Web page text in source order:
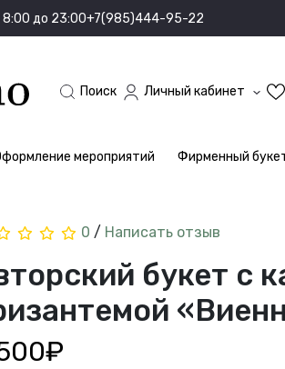
до 23:00+7(985)444-95-22
Поиск Личный кабинет
мероприятий Фирменный
0 / Написать отзыв
букет с